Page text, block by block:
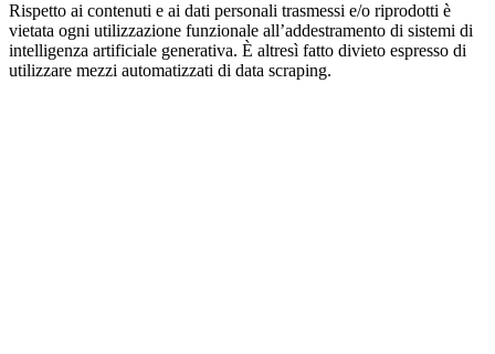
Rispetto ai contenuti e ai dati personali trasmessi e/o riprodotti è
vietata ogni utilizzazione funzionale all’addestramento di sistemi di
intelligenza artificiale generativa. È altresì fatto divieto espresso di
utilizzare mezzi automatizzati di data scraping.